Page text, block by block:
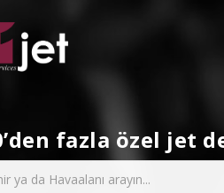
fazla özel jet